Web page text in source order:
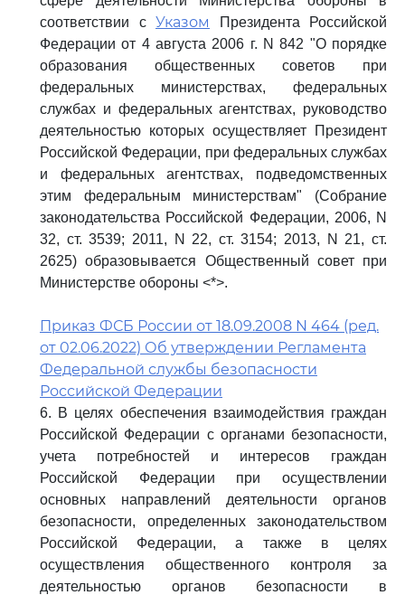
соответствии с Указом
Президента Российской
Федерации от 4 августа 2006 г. N 842 "О порядке
образования общественных советов при
федеральных министерствах, федеральных
службах и федеральных агентствах, руководство
деятельностью которых осуществляет Президент
Российской Федерации, при федеральных службах
и федеральных агентствах, подведомственных
этим федеральным министерствам" (Собрание
законодательства Российской Федерации, 2006, N
32, ст. 3539; 2011, N 22, ст. 3154; 2013, N 21, ст.
2625) образовывается Общественный совет при
Министерстве обороны <*>.
Приказ ФСБ России от 18.09.2008 N 464 (ред.
от 02.06.2022) Об утверждении Регламента
Федеральной службы безопасности
Российской Федерации
6. В целях обеспечения взаимодействия граждан
Российской Федерации с органами безопасности,
учета потребностей и интересов граждан
Российской Федерации при осуществлении
основных направлений деятельности органов
безопасности, определенных законодательством
Российской Федерации, а также в целях
осуществления общественного контроля за
деятельностью органов безопасности в